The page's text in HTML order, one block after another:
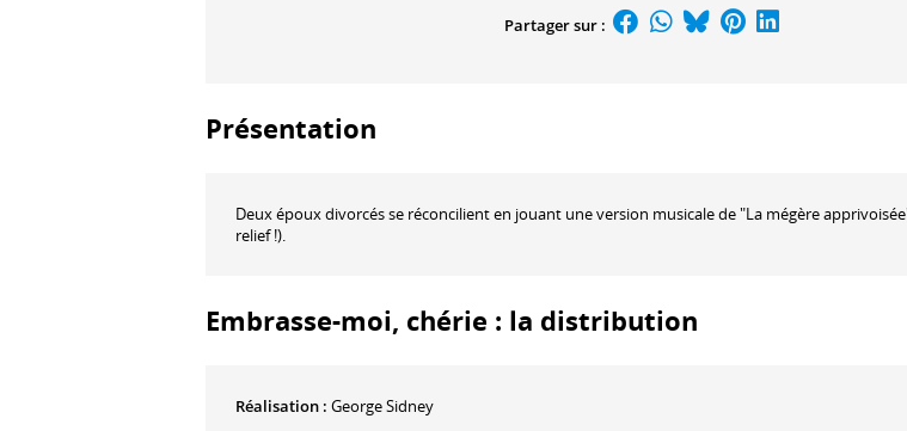
Partager sur :
Présentation
Deux époux divorcés se réconcilient en jouant une version musicale de "La mégère
relief !).
Embrasse-moi, chérie : la distribution
Réalisation : George Sidney